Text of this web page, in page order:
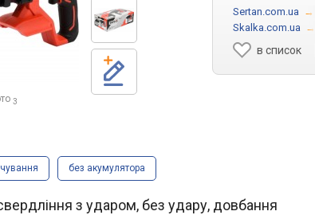
3
Sertan.com.ua →
Skalka.com.ua →
в список
без акумулятора
з ударом, без удару, довбання